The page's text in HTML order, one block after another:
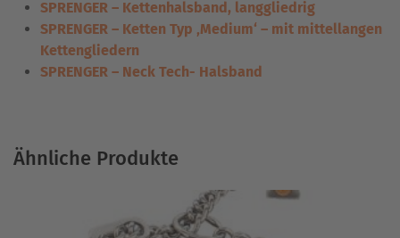
SPRENGER – Kettenhalsband, langgliedrig
SPRENGER – Ketten Typ ‚Medium‘ – mit mittellangen
Kettengliedern
SPRENGER – Neck Tech- Halsband
Ähnliche Produkte